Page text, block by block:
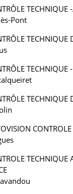
TECHNIQUE
Pont
TECHNIQUE
TECHNIQUE
TECHNIQUE
CONTROLE
TECHNIQUE